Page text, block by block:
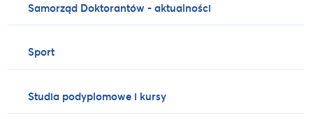
Samorząd Doktorantów - aktualności
Sport
Studia podyplomowe i kursy